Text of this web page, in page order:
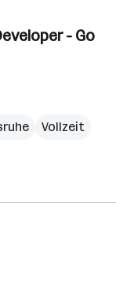
- Go
Vollzeit